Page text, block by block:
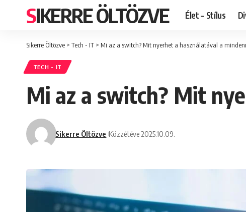
SIKERRE ÖLTÖZVE Élet – Stílus
Sikerre Öltözve > Tech - IT > Mi az a switch? Mit nyerhet a használatával a
TECH - IT
Mi az a switch? Mit
Sikerre Öltözve Közzétéve 2025.10.09.